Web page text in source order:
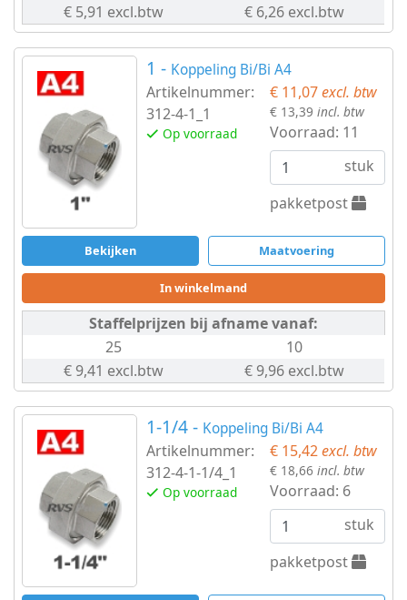
€ 5,91 excl.btw
€ 6,26 excl.btw
1 - Koppeling Bi/Bi A4
Artikelnummer:
312-4-1_1
Op voorraad
€ 11,07excl. btw
€ 13,39 incl. btw
Voorraad: 11
stuk
pakketpost
Bekijken Maatvoering
In winkelmand
Staffelprijzen bij afname vanaf:
25
10
€ 9,41 excl.btw
€ 9,96 excl.btw
1-1/4 - Koppeling Bi/Bi A4
Artikelnummer:
312-4-1-1/4_1
Op voorraad
€ 15,42excl. btw
€ 18,66 incl. btw
Voorraad: 6
stuk
pakketpost